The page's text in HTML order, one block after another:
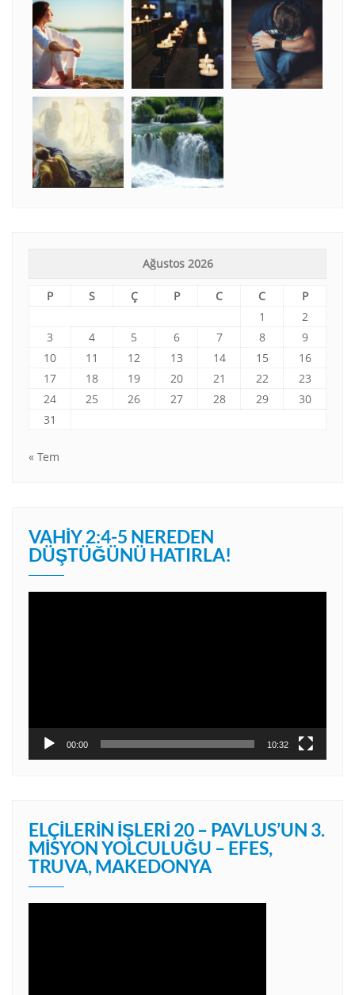
Ağustos 2026
P S Ç P C C
P
1
2
3
4 5 6 7 8
9
10
11 12 13 14 15
16
17
18 19 20 21 22
23
24
25 26 27 28 29
30
31
« Tem
VAHIY 2:4-5 NEREDEN
DÜŞTÜĞÜNÜ HATIRLA!
00:00 10:32
ELÇILERIN İŞLERI 20 – PAVLUS’UN 3.
MISYON YOLCULUĞU – EFES,
TRUVA, MAKEDONYA